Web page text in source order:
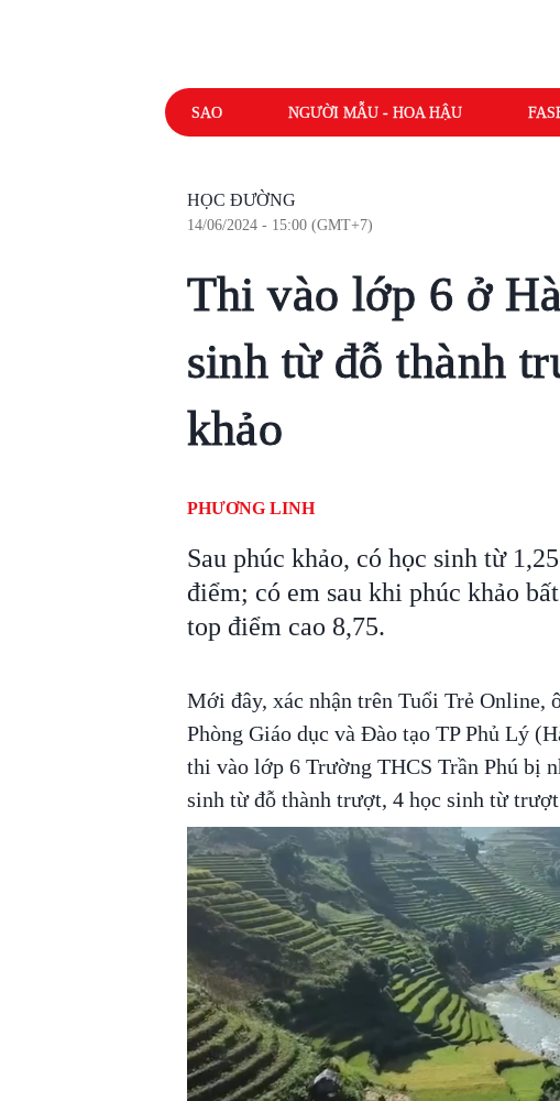
SAO NGƯỜI MẪU - HOA HẬU
HỌC ĐƯỜNG
14/06/2024 - 15:00 (GMT+7)
Thi vào lớp 6 ở
sinh từ đỗ thành
khảo
PHƯƠNG LINH
Sau phúc khảo, có học sinh từ
điểm; có em sau khi phúc khảo
top điểm cao 8,75.
Mới đây, xác nhận trên Tuổi Trẻ Online,
Phòng Giáo dục và Đào tạo TP Phủ Lý
thi vào lớp 6 Trường THCS Trần Phú bị
sinh từ đỗ thành trượt, 4 học sinh từ trượt